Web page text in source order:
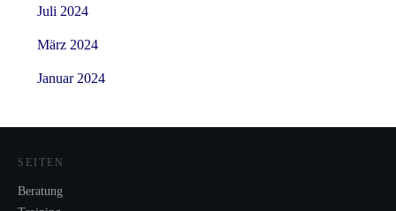
Juli 2024
März 2024
Januar 2024
SEITEN
Beratung